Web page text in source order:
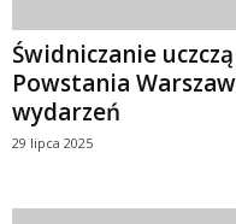
Świdniczanie
Powstania
wydarzeń
29 lipca 2025